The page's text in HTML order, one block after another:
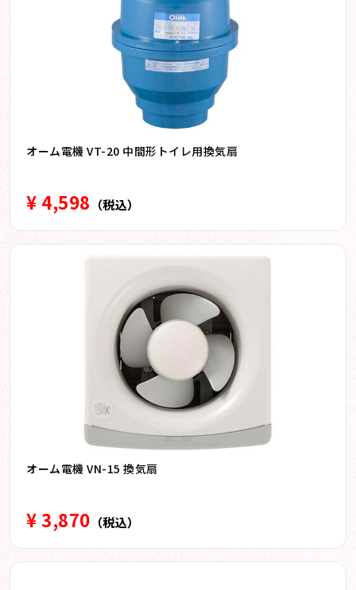
オーム電機 VT-20 中間形トイレ用換気扇
¥ 4,598 （税込）
オーム電機 VN-15 換気扇
¥ 3,870 （税込）